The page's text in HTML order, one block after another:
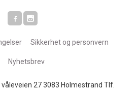
Sikkerhet og personvern
Nyhetsbrev
våleveien 27 3083 Holmestrand Tlf.